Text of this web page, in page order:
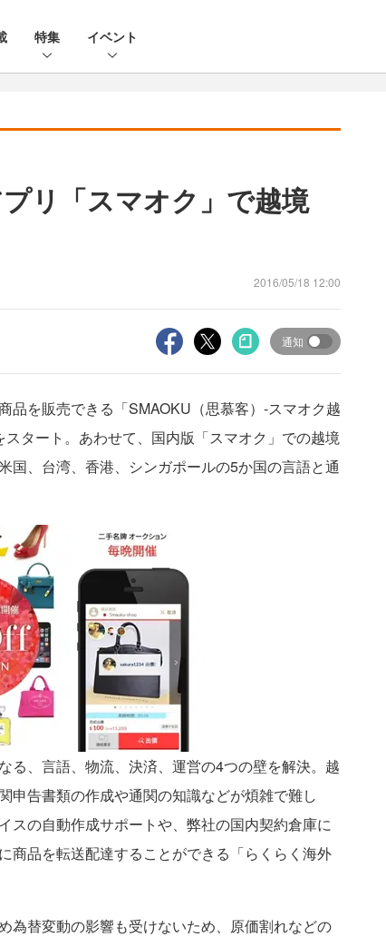
特集 イベント
リ「スマオク」で越境
2016/05/18 12:00
通知
品を販売できる「SMAOKU（思慕客）-スマオク越
タート。あわせて、国内版「スマオク」での越境
国、台湾、香港、シンガポールの5か国の言語と通
る、言語、物流、決済、運営の4つの壁を解決。越
申告書類の作成や通関の知識などが煩雑で難し
スの自動作成サポートや、弊社の国内契約倉庫に
商品を転送配達することができる「らくらく海外
為替変動の影響も受けないため、原価割れなどの